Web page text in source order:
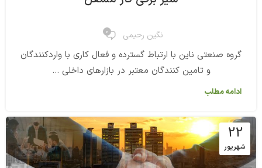
نگین رحیمی 0
گروه صنعتی ناین با ارتباط گسترده و فعال کاری با واردکنندگان
و تامین کنندگان معتبر در بازارهای داخلی ...
ادامه مطلب
22
شهریور